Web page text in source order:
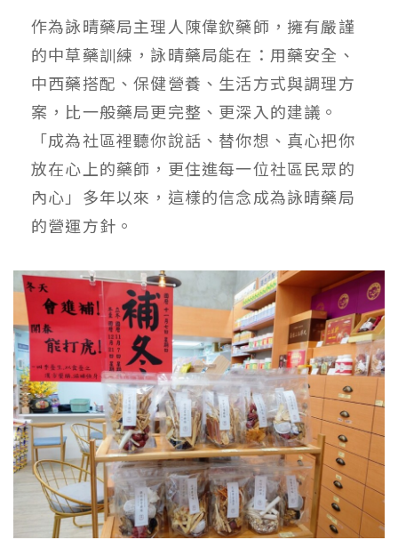
作為詠晴藥局主理人陳偉欽藥師，擁有嚴謹
的中草藥訓練，詠晴藥局能在：用藥安全、
中西藥搭配、保健營養、生活方式與調理方
案，比一般藥局更完整、更深入的建議。
「成為社區裡聽你說話、替你想、真心把你
放在心上的藥師，更住進每一位社區民眾的
內心」多年以來，這樣的信念成為詠晴藥局
的營運方針。